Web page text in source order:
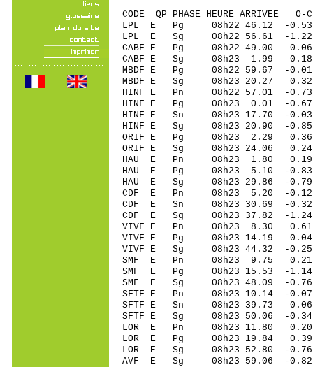
CODE QP PHASE HEURE
LPL E Pg 08h22 46.12 -0.53
LPL E Sg 08h22 56.61 -
CABF E Pg 08h22 49.00 0.06
CABF E Sg 08h23 1.99
MBDF E Pg 08h22 59.67 -0.01
MBDF E Sg 08h23 20.27
HINF E Pn 08h22 57.01 -0.73
HINF E Pg 08h23 0.01 -0.67
HINF E Sn 08h23 17.70 -
HINF E Sg 08h23 20.90 -0.85
ORIF E Pg 08h23 2.29 0.36
ORIF E Sg 08h23 24.06
HAU E Pn 08h23 1.80 0.19
HAU E Pg 08h23 5.10 -0.83
HAU E Sg 08h23 29.86 -
CDF E Pn 08h23 5.20 -0.12
CDF E Sn 08h23 30.69 -0.32
CDF E Sg 08h23 37.82 -
VIVF E Pn 08h23 8.30 0.61
VIVF E Pg 08h23 14.19 0.04
VIVF E Sg 08h23 44.32 -
SMF E Pn 08h23 9.75 0.21
SMF E Pg 08h23 15.53 -1.14
SMF E Sg 08h23 48.09 -
SFTF E Pn 08h23 10.14 -0.07
SFTF E Sn 08h23 39.73
SFTF E Sg 08h23 50.06 -
LOR E Pn 08h23 11.80 0.20
LOR E Pg 08h23 19.84 0.39
LOR E Sg 08h23 52.80 -
AVF E Sg 08h23 59.06 -